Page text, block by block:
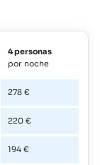
4 personas
por noche
278 €
220 €
194 €